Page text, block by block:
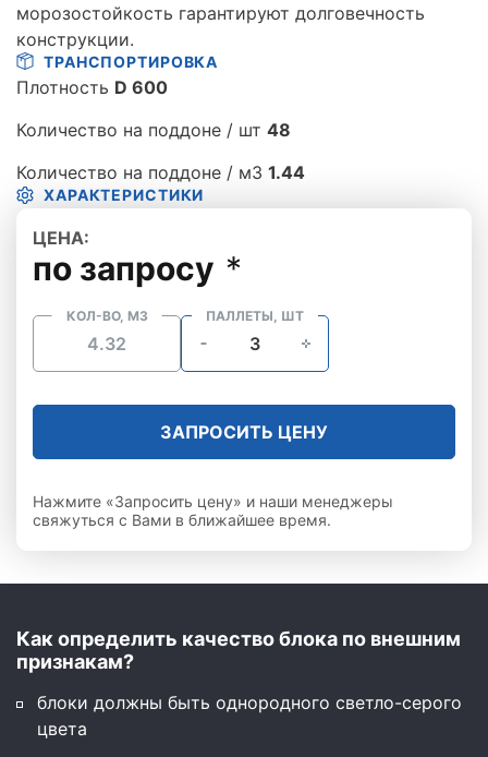
морозостойкость гарантируют долговечность
конструкции.
ТРАНСПОРТИРОВКА
Плотность D 600
Количество на поддоне / шт 48
Количество на поддоне / м3 1.44
ХАРАКТЕРИСТИКИ
ЦЕНА:
по запросу *
КОЛ-ВО, М3 ПАЛЛЕТЫ, ШТ
ЗАПРОСИТЬ ЦЕНУ
Нажмите «Запросить цену» и наши менеджеры
свяжуться с Вами в ближайшее время.
Как определить качество блока по внешним
признакам?
блоки должны быть однородного светло-серого
цвета